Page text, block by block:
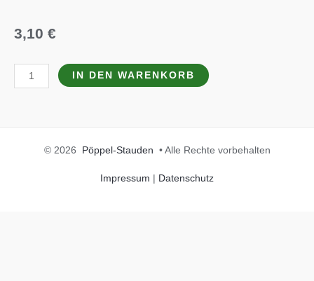
3,10 €
Tanacetum
parthenium
IN DEN WARENKORB
© 2026 Pöppel-Stauden • Alle Rechte vorbehalten
Impressum | Datenschutz